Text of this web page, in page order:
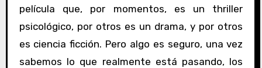
película que, por momentos, es un thriller
psicológico, por otros es un drama, y por otros
es ciencia ficción. Pero algo es seguro, una vez
sabemos lo que realmente está pasando, los